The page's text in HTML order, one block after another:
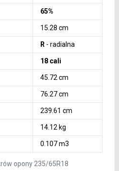
opony 235/65R18
65%
15.28 cm
R - radialna
18 cali
45.72 cm
76.27 cm
239.61 cm
14.12 kg
0.107 m3